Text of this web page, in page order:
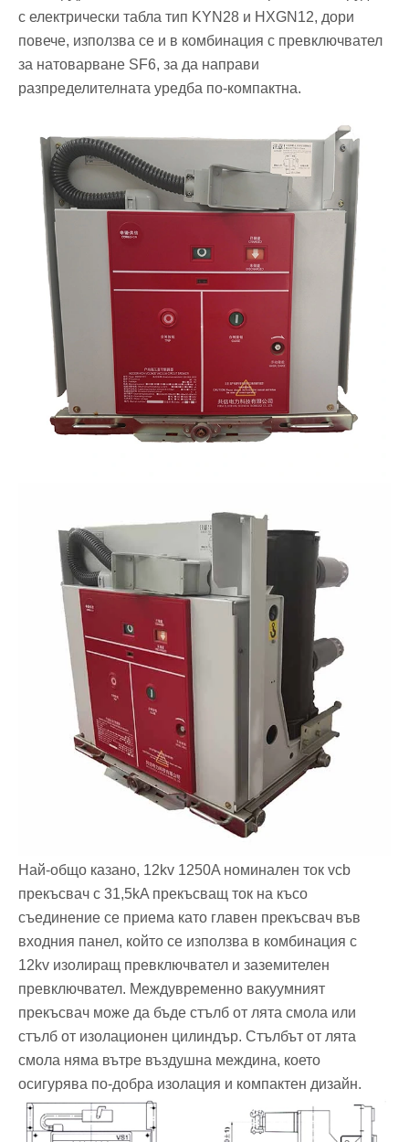
с електрически табла тип KYN28 и HXGN12, дори
повече, използва се и в комбинация с превключвател
за натоварване SF6, за да направи
разпределителната уредба по-компактна.
Най-общо казано, 12kv 1250A номинален ток vcb
прекъсвач с 31,5kA прекъсващ ток на късо
съединение се приема като главен прекъсвач във
входния панел, който се използва в комбинация с
12kv изолиращ превключвател и заземителен
превключвател. Междувременно вакуумният
прекъсвач може да бъде стълб от лята смола или
стълб от изолационен цилиндър. Стълбът от лята
смола няма вътре въздушна междина, което
осигурява по-добра изолация и компактен дизайн.